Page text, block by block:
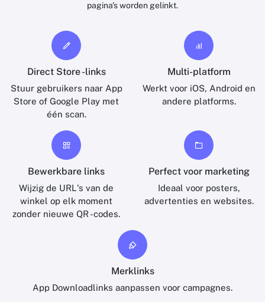
pagina's worden gelinkt.
Direct Store -links
Stuur gebruikers naar App
Store of Google Play met
één scan.
Multi-platform
Werkt voor iOS, Android en
andere platforms.
Bewerkbare links
Wijzig de URL's van de
winkel op elk moment
zonder nieuwe QR -codes.
Perfect voor marketing
Ideaal voor posters,
advertenties en websites.
Merklinks
App Downloadlinks aanpassen voor campagnes.